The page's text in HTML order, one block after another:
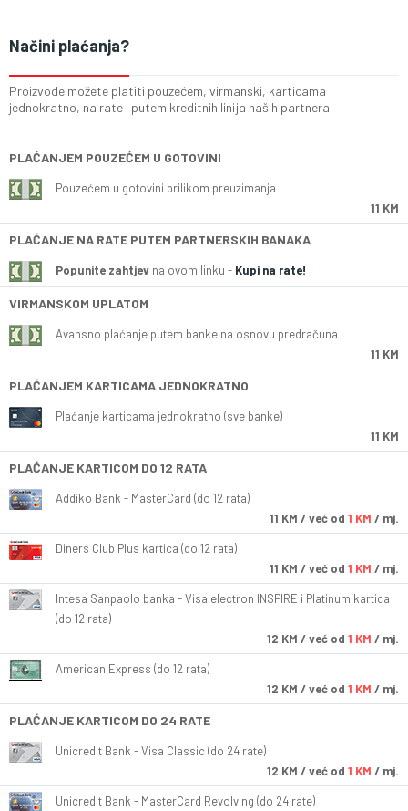
Načini plaćanja?
Proizvode možete platiti pouzećem, virmanski, karticama
jednokratno, na rate i putem kreditnih linija naših partnera.
PLAĆANJEM POUZEĆEM U GOTOVINI
Pouzećem u gotovini prilikom preuzimanja
11 KM
PLAĆANJE NA RATE PUTEM PARTNERSKIH BANAKA
Popunite zahtjev na ovom linku - Kupi na rate!
VIRMANSKOM UPLATOM
Avansno plaćanje putem banke na osnovu predračuna
11 KM
PLAĆANJEM KARTICAMA JEDNOKRATNO
Plaćanje karticama jednokratno (sve banke)
11 KM
PLAĆANJE KARTICOM DO 12 RATA
Addiko Bank - MasterCard (do 12 rata)
11 KM / već od 1 KM / mj.
Diners Club Plus kartica (do 12 rata)
11 KM / već od 1 KM / mj.
Intesa Sanpaolo banka - Visa electron INSPIRE i Platinum kartica
(do 12 rata)
12 KM / već od 1 KM / mj.
American Express (do 12 rata)
12 KM / već od 1 KM / mj.
PLAĆANJE KARTICOM DO 24 RATE
Unicredit Bank - Visa Classic (do 24 rate)
12 KM / već od 1 KM / mj.
Unicredit Bank - MasterCard Revolving (do 24 rate)